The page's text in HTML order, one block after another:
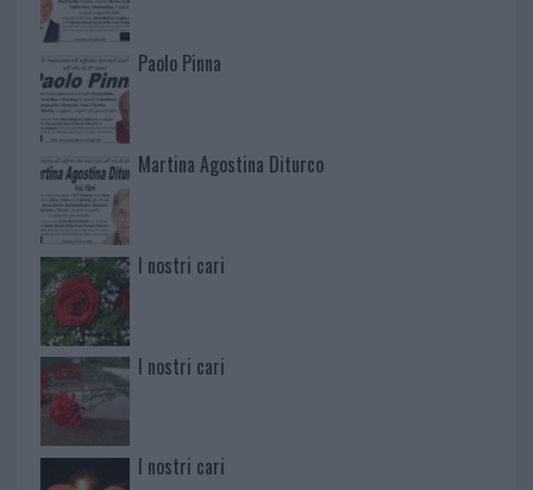
Paolo Pinna
Martina Agostina Diturco
I nostri cari
I nostri cari
I nostri cari